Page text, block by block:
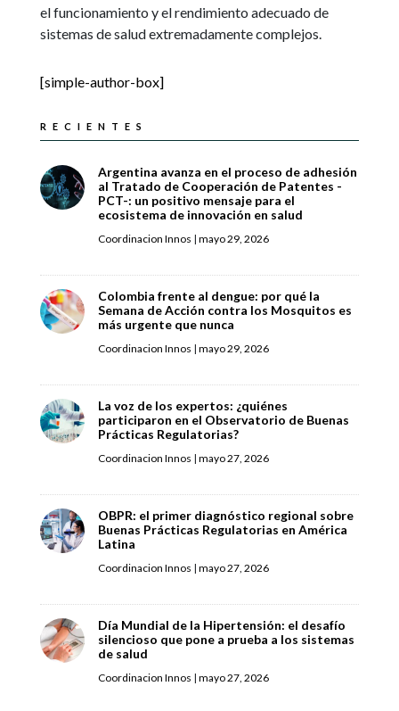
el funcionamiento y el rendimiento adecuado de
sistemas de salud extremadamente complejos.
[simple-author-box]
RECIENTES
Argentina avanza en el proceso de adhesión
al Tratado de Cooperación de Patentes -
PCT-: un positivo mensaje para el
ecosistema de innovación en salud
Coordinacion Innos | mayo 29, 2026
Colombia frente al dengue: por qué la
Semana de Acción contra los Mosquitos es
más urgente que nunca
Coordinacion Innos | mayo 29, 2026
La voz de los expertos: ¿quiénes
participaron en el Observatorio de Buenas
Prácticas Regulatorias?
Coordinacion Innos | mayo 27, 2026
OBPR: el primer diagnóstico regional sobre
Buenas Prácticas Regulatorias en América
Latina
Coordinacion Innos | mayo 27, 2026
Día Mundial de la Hipertensión: el desafío
silencioso que pone a prueba a los sistemas
de salud
Coordinacion Innos | mayo 27, 2026